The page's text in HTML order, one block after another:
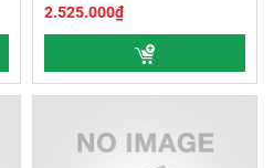
2.525.000₫